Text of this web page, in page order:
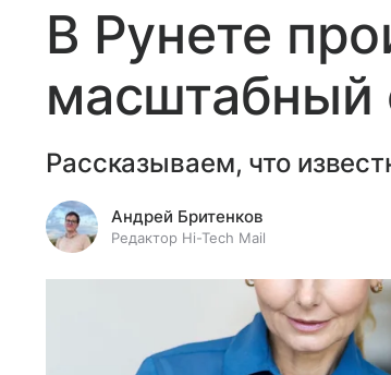
В Рунете
масштабный
Рассказываем, что
Андрей Бритенков
Редактор Hi-Tech Mail